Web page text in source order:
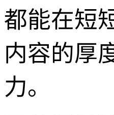
都能在短
内容的厚
力。